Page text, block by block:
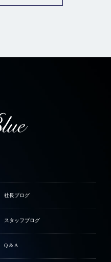
社長ブログ
スタッフブログ
Q & A